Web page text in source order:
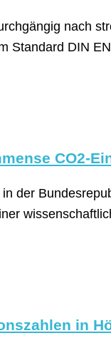
nach
Standard DIN
CO2-
der
in